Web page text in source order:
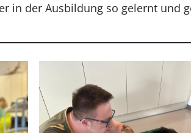
in der Ausbildung so gelernt und